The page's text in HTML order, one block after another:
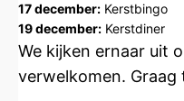
17 december: Kerstbingo
19 december: Kerstdiner
We kijken ernaar uit
verwelkomen. Graag